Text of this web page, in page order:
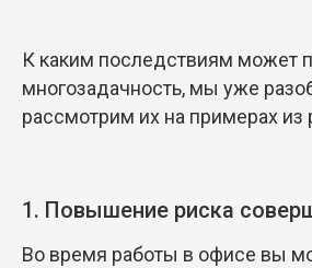
К каким последствиям может
многозадачность, мы уже
рассмотрим их на примерах из
1. Повышение риска
Во время работы в офисе вы